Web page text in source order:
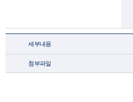
세부내용
첨부파일